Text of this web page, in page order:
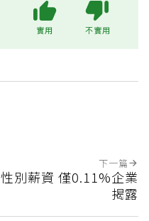
實用 不實用
下一篇
性別薪資 僅0.11%企業
揭露